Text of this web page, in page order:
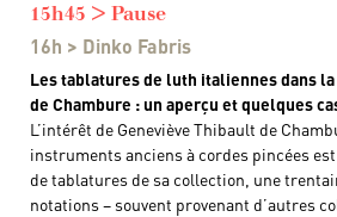
15h45 > Pause
16h > Dinko Fabris
Les tablatures de luth italiennes dans
de Chambure : un aperçu et quelques
L’intérêt de Geneviève Thibault de
instruments anciens à cordes pincées
de tablatures de sa collection, une
notations – souvent provenant d’autres